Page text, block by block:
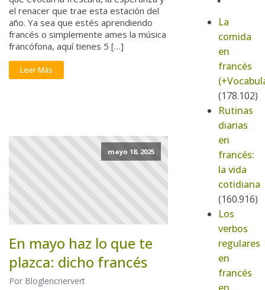
el renacer que trae esta estación del
año. Ya sea que estés aprendiendo
francés o simplemente ames la música
francófona, aquí tienes 5 […]
Leer Más
mayo 18, 2025
En mayo haz lo que te
plazca: dicho francés
Por Bloglencriervert
La
comida
en
francés
(178.102)
Rutinas
diarias
en
francés:
la vida
cotidiana
(160.916)
Los
verbos
regulares
en
francés